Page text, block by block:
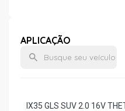
APLICAÇÃO
IX35 GLS SUV 2.0 16V